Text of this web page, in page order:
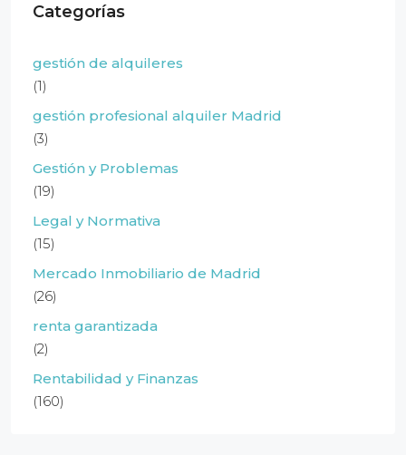
Categorías
gestión de alquileres
(1)
gestión profesional alquiler Madrid
(3)
Gestión y Problemas
(19)
Legal y Normativa
(15)
Mercado Inmobiliario de Madrid
(26)
renta garantizada
(2)
Rentabilidad y Finanzas
(160)